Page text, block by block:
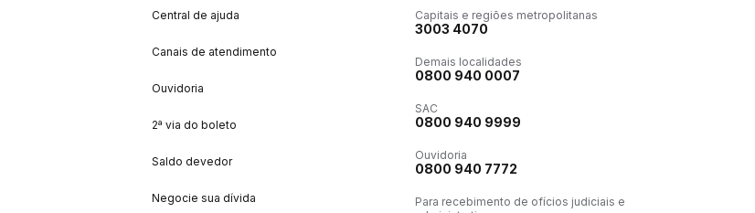
Central de ajuda
Canais de atendimento
Ouvidoria
2ª via do boleto
Saldo devedor
Negocie sua dívida
Capitais e regiões metropolitanas
3003 4070
Demais localidades
0800 940 0007
SAC
0800 940 9999
Ouvidoria
0800 940 7772
Para recebimento de ofícios judiciais e